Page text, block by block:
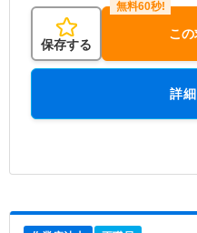
保存する
こ
詳